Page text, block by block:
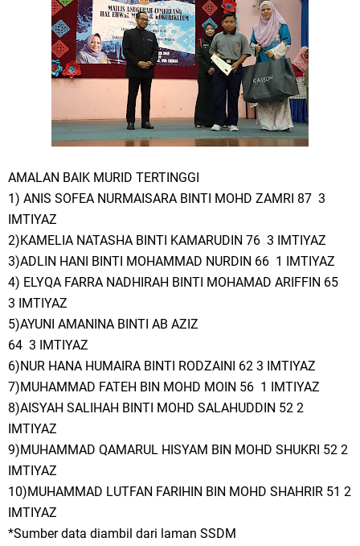
AMALAN BAIK MURID TERTINGGI
1) ANIS SOFEA NURMAISARA BINTI MOHD ZAMRI 87 3
IMTIYAZ
2)KAMELIA NATASHA BINTI KAMARUDIN 76 3 IMTIYAZ
3)ADLIN HANI BINTI MOHAMMAD NURDIN 66 1 IMTIYAZ
4) ELYQA FARRA NADHIRAH BINTI MOHAMAD ARIFFIN 65
3 IMTIYAZ
5)AYUNI AMANINA BINTI AB AZIZ
64 3 IMTIYAZ
6)NUR HANA HUMAIRA BINTI RODZAINI 62 3 IMTIYAZ
7)MUHAMMAD FATEH BIN MOHD MOIN 56 1 IMTIYAZ
8)AISYAH SALIHAH BINTI MOHD SALAHUDDIN 52 2
IMTIYAZ
9)MUHAMMAD QAMARUL HISYAM BIN MOHD SHUKRI 52 2
IMTIYAZ
10)MUHAMMAD LUTFAN FARIHIN BIN MOHD SHAHRIR 51 2
IMTIYAZ
*Sumber data diambil dari laman SSDM